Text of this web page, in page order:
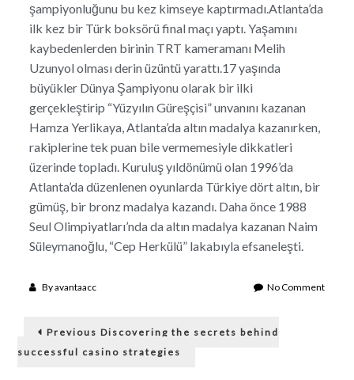
şampiyonluğunu bu kez kimseye kaptırmadı.Atlanta’da
ilk kez bir Türk boksörü final maçı yaptı. Yaşamını
kaybedenlerden birinin TRT kameramanı Melih
Uzunyol olması derin üzüntü yarattı.17 yaşında
büyükler Dünya Şampiyonu olarak bir ilki
gerçekleştirip “Yüzyılın Güreşçisi” unvanını kazanan
Hamza Yerlikaya, Atlanta’da altın madalya kazanırken,
rakiplerine tek puan bile vermemesiyle dikkatleri
üzerinde topladı. Kuruluş yıldönümü olan 1996’da
Atlanta’da düzenlenen oyunlarda Türkiye dört altın, bir
gümüş, bir bronz madalya kazandı. Daha önce 1988
Seul Olimpiyatları’nda da altın madalya kazanan Naim
Süleymanoğlu, “Cep Herkülü” lakabıyla efsaneleşti.
Byavantaacc No Commenton
Post
navigation
Previous Previous
Discovering the secrets behind
successful casino strategies